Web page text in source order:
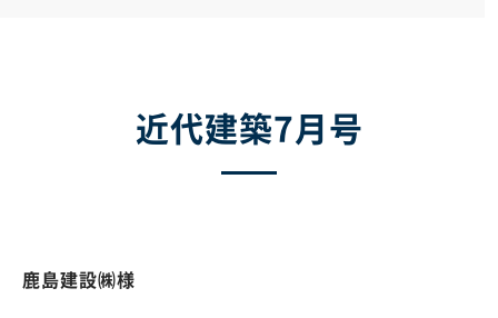
近代建築7月号
鹿島建設㈱様